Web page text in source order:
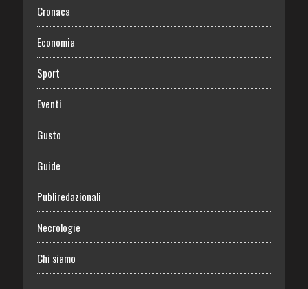
Cronaca
Economia
Sport
Eventi
Gusto
Guide
Publiredazionali
Necrologie
Chi siamo